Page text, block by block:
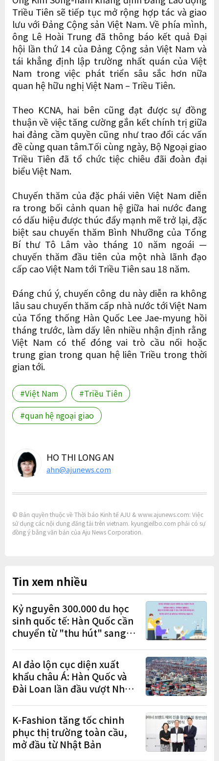
Triều Tiên sẽ tiếp tục mở rộng hợp tác và giao
lưu với Đảng Cộng sản Việt Nam. Về phía mình,
ông Lê Hoài Trung đã thông báo kết quả Đại
hội lần thứ 14 của Đảng Cộng sản Việt Nam và
tái khẳng định lập trường nhất quán của Việt
Nam trong việc phát triển sâu sắc hơn nữa
quan hệ hữu nghị Việt Nam – Triều Tiên.
Theo KCNA, hai bên cũng đạt được sự đồng
thuận về việc tăng cường gắn kết chính trị giữa
hai đảng cầm quyền cũng như trao đổi các vấn
đề cùng quan tâm.Tối cùng ngày, Bộ Ngoại giao
Triều Tiên đã tổ chức tiệc chiêu đãi đoàn đại
biểu Việt Nam.
Chuyến thăm của đặc phái viên Việt Nam diễn
ra trong bối cảnh quan hệ giữa hai nước đang
có dấu hiệu được thúc đẩy mạnh mẽ trở lại, đặc
biệt sau chuyến thăm Bình Nhưỡng của Tổng
Bí thư Tô Lâm vào tháng 10 năm ngoái —
chuyến thăm đầu tiên của một nhà lãnh đạo
cấp cao Việt Nam tới Triều Tiên sau 18 năm.
Đáng chú ý, chuyến công du này diễn ra không
lâu sau chuyến thăm cấp nhà nước tới Việt Nam
của Tổng thống Hàn Quốc Lee Jae-myung hồi
tháng trước, làm dấy lên nhiều nhận định rằng
Việt Nam có thể đóng vai trò cầu nối hoặc
trung gian trong quan hệ liên Triều trong thời
gian tới.
#Việt Nam
#Triều Tiên
#quan hệ ngoại giao
HO THI LONG AN
ahn@ajunews.com
© Bản quyền thuộc về Thời báo Kinh tế AJU & www.ajunews.com: Việc
sử dụng các nội dung đăng tải trên vietnam. kyungjeilbo.com phải có sự
đồng ý bằng văn bản của Aju News Corporation.
Tin xem nhiều
Kỷ nguyên 300.000 du học
sinh quốc tế: Hàn Quốc cần
chuyển từ "thu hút" sang
cư"
AI đảo lộn cục diện xuất
khẩu châu Á: Hàn Quốc và
Đài Loan lần đầu vượt Nhật
K-Fashion tăng tốc chinh
phục thị trường toàn cầu,
mở đầu từ Nhật Bản